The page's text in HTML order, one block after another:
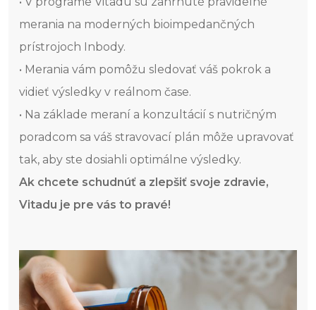
merania na moderných bioimpedančných
prístrojoch Inbody.
• Merania vám pomôžu sledovať váš pokrok a
vidieť výsledky v reálnom čase.
• Na základe meraní a konzultácií s nutričným
poradcom sa váš stravovací plán môže upravovať
tak, aby ste dosiahli optimálne výsledky.
Ak chcete schudnúť a zlepšiť svoje zdravie,
Vitadu je pre vás to pravé!